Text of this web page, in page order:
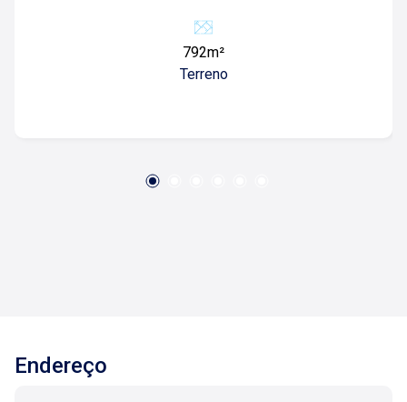
792m²
Terreno
Endereço